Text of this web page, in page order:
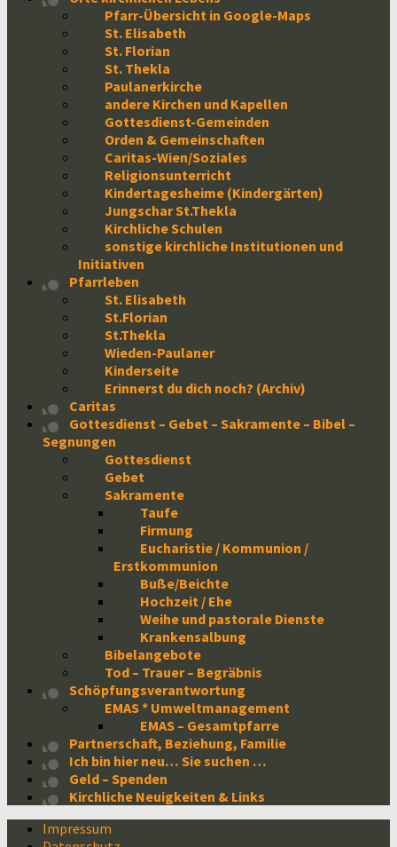
Pfarr-Übersicht in Google-Maps
St. Elisabeth
St. Florian
St. Thekla
Paulanerkirche
andere Kirchen und Kapellen
Gottesdienst-Gemeinden
Orden & Gemeinschaften
Caritas-Wien/Soziales
Religionsunterricht
Kindertagesheime (Kindergärten)
Jungschar St.Thekla
Kirchliche Schulen
sonstige kirchliche Institutionen und
Initiativen
Pfarrleben
St. Elisabeth
St.Florian
St.Thekla
Wieden-Paulaner
Kinderseite
Erinnerst du dich noch? (Archiv)
Caritas
Gottesdienst – Gebet – Sakramente – Bibel –
Segnungen
Gottesdienst
Gebet
Sakramente
Taufe
Firmung
Eucharistie / Kommunion /
Erstkommunion
Buße/Beichte
Hochzeit / Ehe
Weihe und pastorale Dienste
Krankensalbung
Bibelangebote
Tod – Trauer – Begräbnis
Schöpfungsverantwortung
EMAS * Umweltmanagement
EMAS – Gesamtpfarre
Partnerschaft, Beziehung, Familie
Ich bin hier neu… Sie suchen …
Geld – Spenden
Kirchliche Neuigkeiten & Links
Impressum